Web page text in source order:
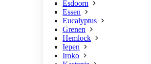
Esdoorn
Essen
Eucalyptus
Grenen
Hemlock
Iepen
Iroko